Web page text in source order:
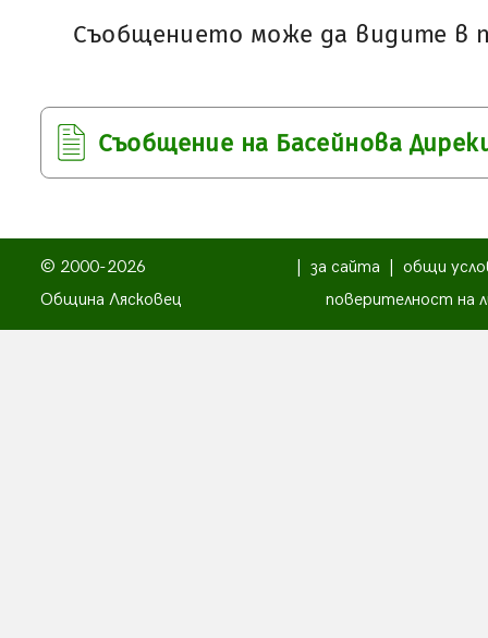
Съобщението може да видите в
Съобщение на Басейнова
© 2000-2026
Община Лясковец
за сайта
общи
поверителност на